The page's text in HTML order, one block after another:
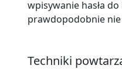
wpisywanie hasła
prawdopodobnie
Techniki